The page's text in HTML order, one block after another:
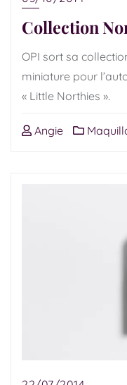
Collection
OPI sort sa
miniature pour
« Little Northies ».
Angie